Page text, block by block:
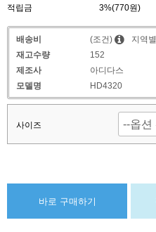
적립금 3%(770원)
배송비 (조건)
지역별
재고수량
152
제조사
아디다스
모델명
HD4320
사이즈
바로 구매하기